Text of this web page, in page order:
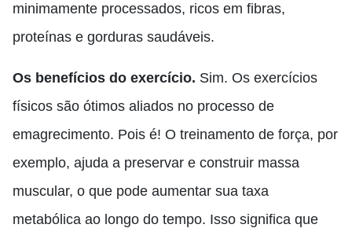
minimamente processados, ricos em fibras,
proteínas e gorduras saudáveis.
Os benefícios do exercício. Sim. Os exercícios
físicos são ótimos aliados no processo de
emagrecimento. Pois é! O treinamento de força, por
exemplo, ajuda a preservar e construir massa
muscular, o que pode aumentar sua taxa
metabólica ao longo do tempo. Isso significa que